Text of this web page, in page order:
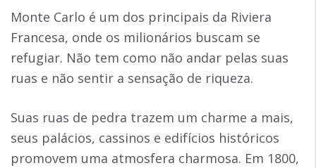
Monte Carlo é um dos principais da Riviera
Francesa, onde os milionários buscam se
refugiar. Não tem como não andar pelas suas
ruas e não sentir a sensação de riqueza.
Suas ruas de pedra trazem um charme a mais,
seus palácios, cassinos e edifícios históricos
promovem uma atmosfera charmosa. Em 1800,